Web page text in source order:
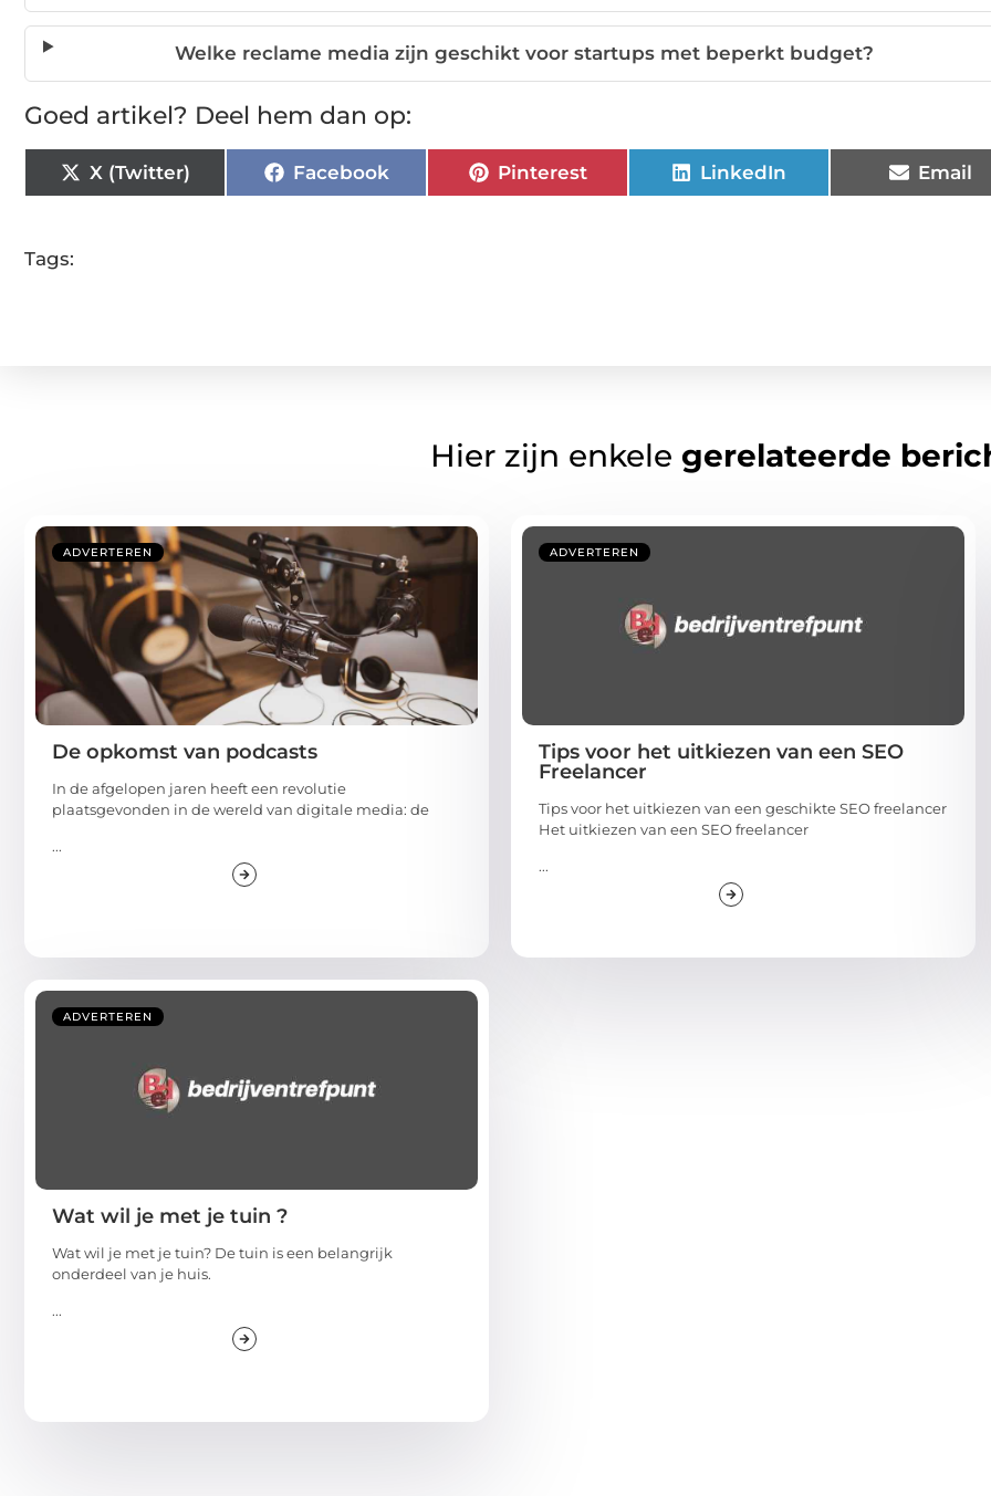
Welke reclame media zijn geschikt voor startups met beperkt budget?
Goed artikel? Deel hem dan op:
X (Twitter) Facebook Pinterest LinkedIn Email
Tags:
Hier zijn enkele gerelateerde
ADVERTEREN
De opkomst van podcasts
In de afgelopen jaren heeft een revolutie
plaatsgevonden in de wereld van digitale media: de
...
ADVERTEREN
Tips voor het uitkiezen van een SEO
Freelancer
Tips voor het uitkiezen van een geschikte SEO freelancer
Het uitkiezen van een SEO freelancer
...
ADVERTEREN
Wat wil je met je tuin ?
Wat wil je met je tuin? De tuin is een belangrijk
onderdeel van je huis.
...